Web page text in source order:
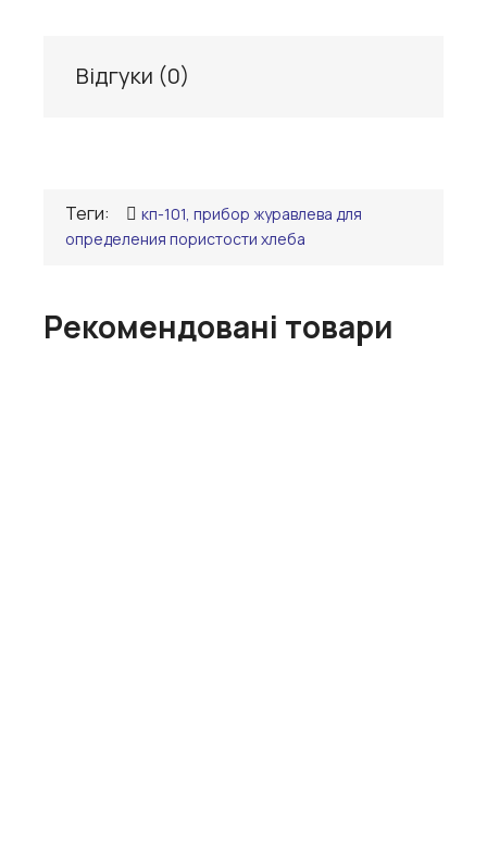
Відгуки (0)
Теги:
кп-101, прибор журавлева для
определения пористости хлеба
Рекомендовані товари